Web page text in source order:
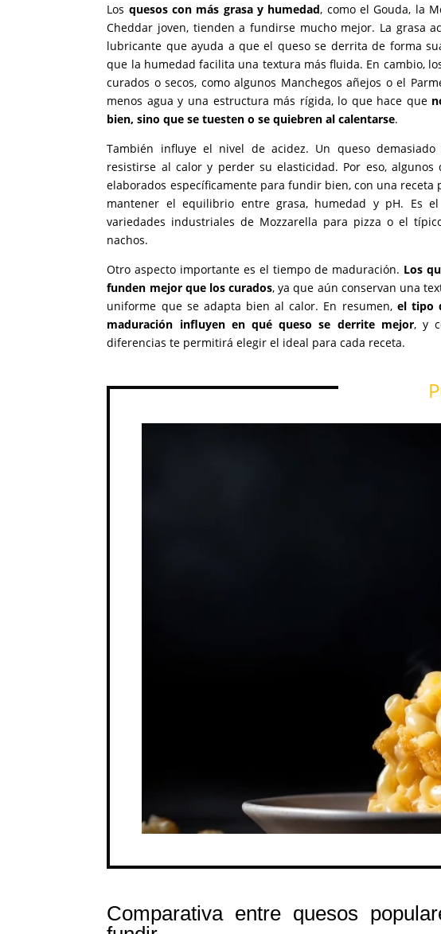
Los quesos con más grasa y humedad, como el Gouda, la
Cheddar joven, tienden a fundirse mucho mejor. La grasa
lubricante que ayuda a que el queso se derrita de forma
que la humedad facilita una textura más fluida. En cambio,
curados o secos, como algunos Manchegos añejos o el
menos agua y una estructura más rígida, lo que hace que
bien, sino que se tuesten o se quiebren al calentarse.
También influye el nivel de acidez. Un queso demasiado
resistirse al calor y perder su elasticidad. Por eso, algunos
elaborados específicamente para fundir bien, con una receta
mantener el equilibrio entre grasa, humedad y pH. Es
variedades industriales de Mozzarella para pizza o el
nachos.
Otro aspecto importante es el tiempo de maduración. Los
funden mejor que los curados, ya que aún conservan una
uniforme que se adapta bien al calor. En resumen, el tipo
maduración influyen en qué queso se derrite mejor, y
diferencias te permitirá elegir el ideal para cada receta.
Comparativa entre quesos